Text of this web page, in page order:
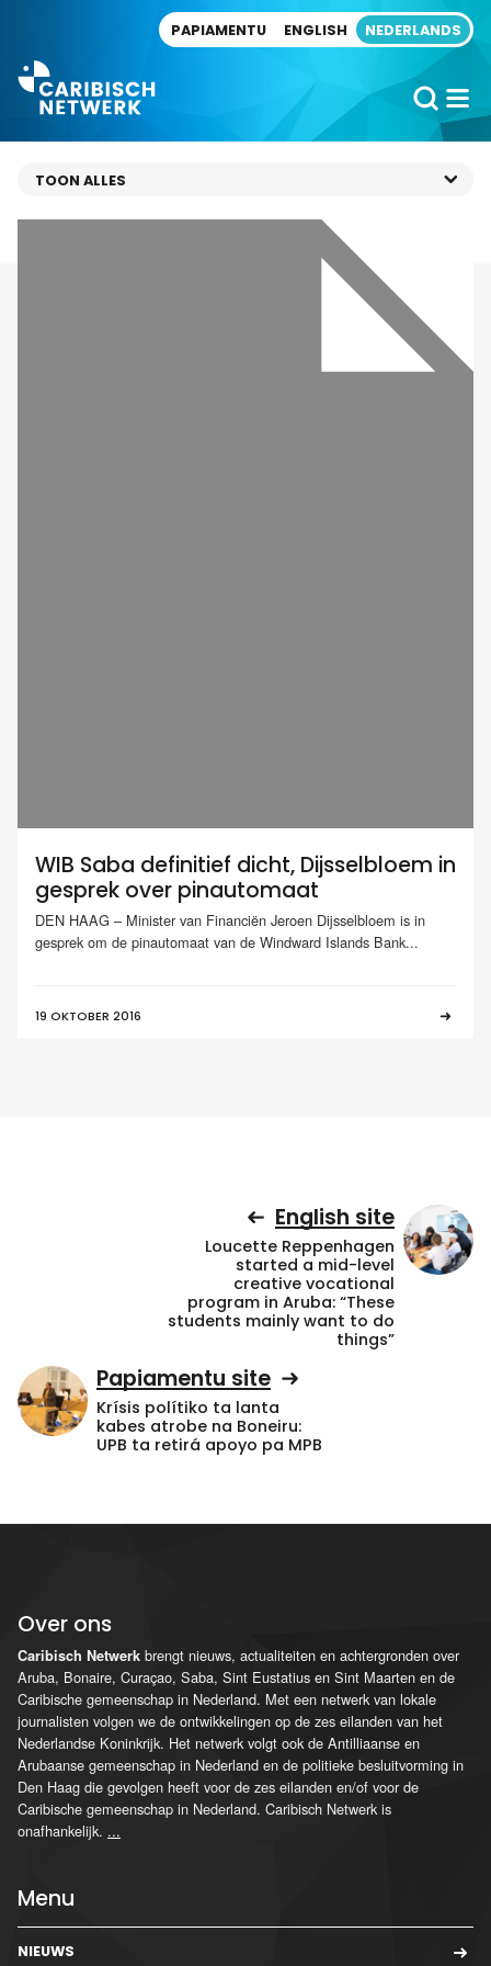
PAPIAMENTU ENGLISH NEDERLANDS
WIB Saba definitief dicht, Dijsselbloem in
gesprek over pinautomaat
DEN HAAG – Minister van Financiën Jeroen Dijsselbloem is in
gesprek om de pinautomaat van de Windward Islands Bank...
19 OKTOBER 2016
English site
Loucette Reppenhagen
started a mid-level
creative vocational
program in Aruba: “These
students mainly want to do
things”
Papiamentu site
Krísis polítiko ta lanta
kabes atrobe na Boneiru:
UPB ta retirá apoyo pa MPB
Over ons
Caribisch Netwerk brengt nieuws, actualiteiten en achtergronden over
Aruba, Bonaire, Curaçao, Saba, Sint Eustatius en Sint Maarten en de
Caribische gemeenschap in Nederland. Met een netwerk van lokale
journalisten volgen we de ontwikkelingen op de zes eilanden van het
Nederlandse Koninkrijk. Het netwerk volgt ook de Antilliaanse en
Arubaanse gemeenschap in Nederland en de politieke besluitvorming in
Den Haag die gevolgen heeft voor de zes eilanden en/of voor de
Caribische gemeenschap in Nederland. Caribisch Netwerk is
onafhankelijk. ...
Menu
NIEUWS